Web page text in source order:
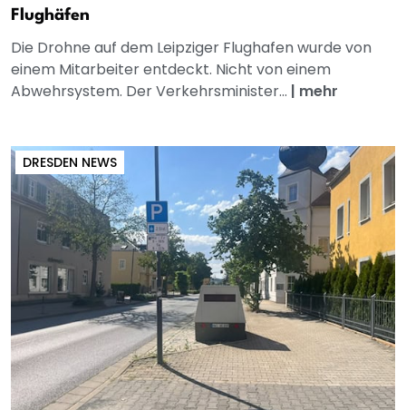
Flughäfen
Die Drohne auf dem Leipziger Flughafen wurde von
einem Mitarbeiter entdeckt. Nicht von einem
Abwehrsystem. Der Verkehrsminister... | mehr
DRESDEN NEWS